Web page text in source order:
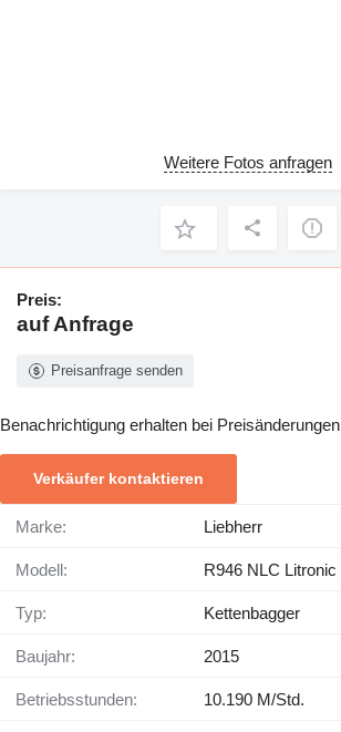
Weitere Fotos anfragen
Preis:
auf Anfrage
Preisanfrage senden
Benachrichtigung erhalten bei Preisänderungen
Verkäufer kontaktieren
Marke: Liebherr
Modell: R946 NLC Litronic
Typ: Kettenbagger
Baujahr: 2015
Betriebsstunden: 10.190 M/Std.